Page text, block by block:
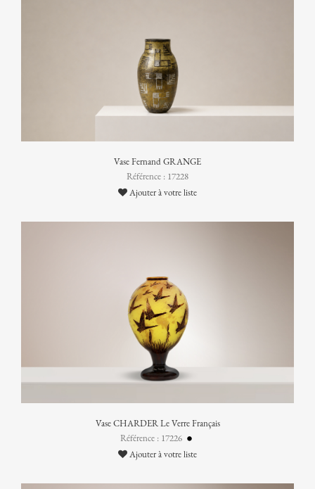
Vase Fernand GRANGE
Référence : 17228
Ajouter à votre liste
Vase CHARDER Le Verre Français
Référence : 17226
Ajouter à votre liste